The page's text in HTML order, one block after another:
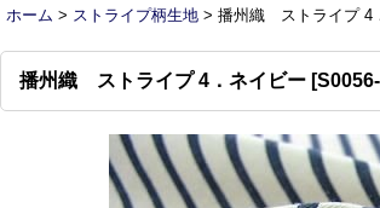
ホーム > ストライプ柄生地 > 播州織 ストライプ 4
播州織 ストライプ 4．ネイビー [